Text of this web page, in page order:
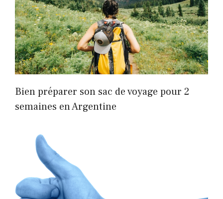
Bien préparer son sac de voyage pour 2
semaines en Argentine